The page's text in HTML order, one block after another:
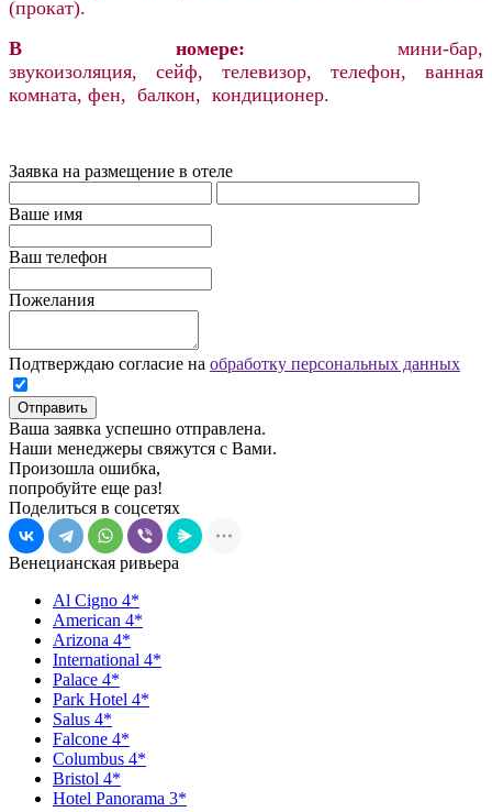
(прокат).
В номере: мини-бар,
звукоизоляция, сейф, телевизор, телефон, ванная
комната, фен, балкон, кондиционер.
Заявка на размещение в отеле
Ваше имя
Ваш телефон
Пожелания
Подтверждаю согласие на обработку персональных данных
Отправить
Ваша заявка успешно отправлена.
Наши менеджеры свяжутся с Вами.
Произошла ошибка,
попробуйте еще раз!
Поделиться в соцсетях
Венецианская ривьера
Al Cigno 4*
American 4*
Arizona 4*
International 4*
Palace 4*
Park Hotel 4*
Salus 4*
Falcone 4*
Columbus 4*
Bristol 4*
Hotel Panorama 3*